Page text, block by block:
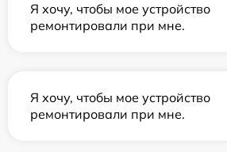
Я хочу, чтобы мое устройство
ремонтировали при мне.
Я хочу, чтобы мое устройство
ремонтировали при мне.